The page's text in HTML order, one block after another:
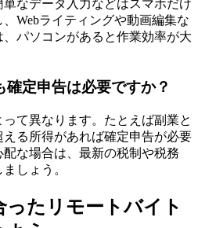
なデータ入力などはスマホだけ
Webライティングや動画編集な
パソコンがあると作業効率が大
定申告は必要ですか？
て異なります。たとえば副業と
る所得があれば確定申告が必要
な場合は、最新の税制や税務
しょう。
ったリモートバイト